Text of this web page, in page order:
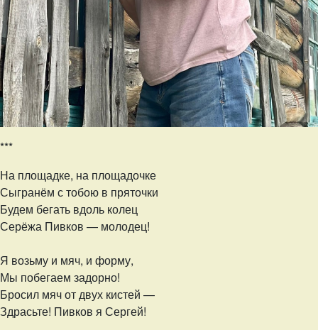
***
На площадке, на площадочке
Сыгранём с тобою в пряточки
Будем бегать вдоль колец
Серёжа Пивков — молодец!
Я возьму и мяч, и форму,
Мы побегаем задорно!
Бросил мяч от двух кистей —
Здрасьте! Пивков я Сергей!